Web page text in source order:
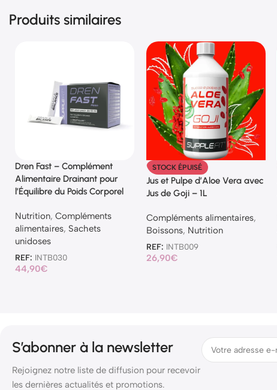
Produits similaires
Dren Fast – Complément
Alimentaire Drainant pour
l’Équilibre du Poids Corporel
Nutrition, Compléments
alimentaires, Sachets
unidoses
REF: INTB030
44,90€
STOCK ÉPUISÉ
Jus et Pulpe d’Aloe Vera avec
Jus de Goji – 1L
Compléments alimentaires,
Boissons, Nutrition
REF: INTB009
26,90€
S’abonner à la newsletter
Rejoignez notre liste de diffusion pour recevoir
les dernières actualités et promotions.